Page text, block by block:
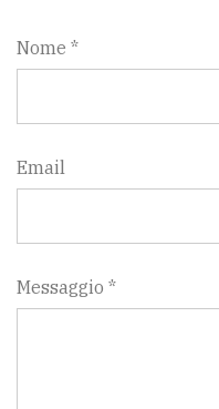
Nome *
Email
Messaggio *